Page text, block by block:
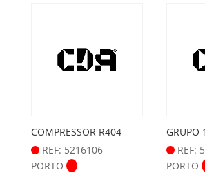
COMPRESSOR R404
REF: 5216106
PORTO
GRUPO
REF:
PORTO